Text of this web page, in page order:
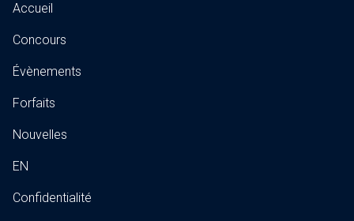
Accueil
Concours
Évènements
Forfaits
Nouvelles
EN
Confidentialité